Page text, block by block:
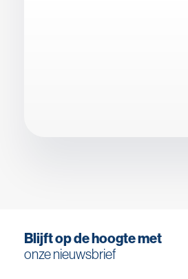
Blijft op de hoogte met
onze nieuwsbrief